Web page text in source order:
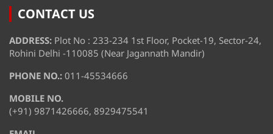
CONTACT US
ADDRESS: Plot No : 233-234 1st Floor, Pocket-19, Sector-24,
Rohini Delhi -110085 (Near Jagannath Mandir)
PHONE NO.: 011-45534666
MOBILE NO.
(+91) 9871426666, 8929475541